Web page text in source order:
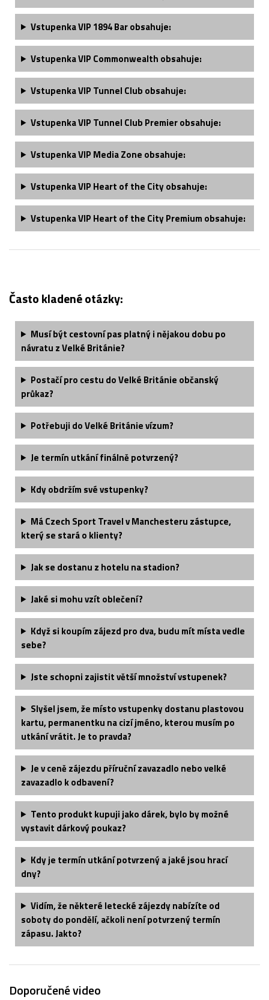
VstupenkaVIP 1894 Barobsahuje:
VstupenkaVIP Commonwealth obsahuje:
VstupenkaVIP Tunnel Club obsahuje:
VstupenkaVIP Tunnel Club Premier obsahuje:
VstupenkaVIP Media Zone obsahuje:
VstupenkaVIP Heart of the Cityobsahuje:
VstupenkaVIP Heart of the City Premium obsahuje:
Často kladené otázky:
Musí být cestovní pas platný i nějakou dobu po
návratu z Velké Británie?
Postačí pro cestu do Velké Británie občanský
průkaz?
Potřebuji do Velké Británie vízum?
Je termín utkání finálně potvrzený?
Kdy obdržím své vstupenky?
Má Czech Sport Travel v Manchesteru zástupce,
který se stará o klienty?
Jak se dostanu z hotelu na stadion?
Jaké si mohu vzít oblečení?
Když si koupím zájezd pro dva, budu mít místa vedle
sebe?
Jste schopni zajistit větší množství vstupenek?
Slyšel jsem, že místo vstupenky dostanu plastovou
kartu, permanentku na cizí jméno, kterou musím po
utkání vrátit. Je to pravda?
Je v ceně zájezdu příruční zavazadlo nebo velké
zavazadlo k odbavení?
Tento produkt kupuji jako dárek, bylo by možné
vystavit dárkový poukaz?
Kdy je termín utkání potvrzený a jaké jsou hrací
dny?
Vidím, že některé letecké zájezdy nabízíte od
soboty do pondělí, ačkoli není potvrzený termín
zápasu. Jakto?
Doporučené video